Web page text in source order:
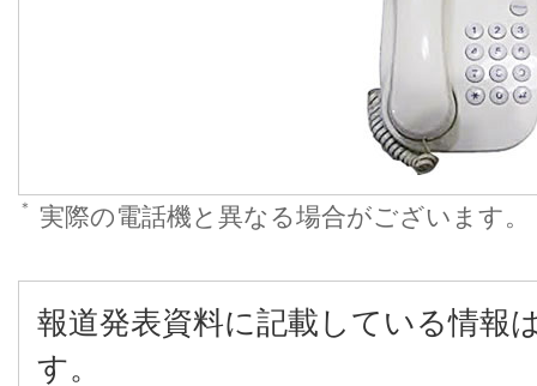
＊ 実際の電話機と異なる場合がございます。
報道発表資料に記載している情報
す。